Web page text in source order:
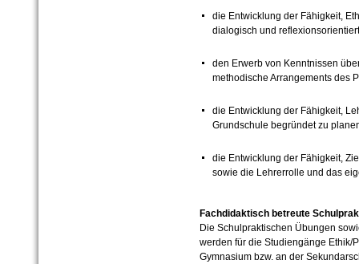
die Entwicklung der Fähigkeit,
dialogisch und
den Erwerb von Kenntnissen
methodische Arrangements des
die Entwicklung der Fähigkeit,
Grundschule begründet zu
die Entwicklung der Fähigkeit,
sowie die Lehrerrolle und das
Fachdidaktisch betreute
Die Schulpraktischen Übungen
werden für die Studiengänge Ethik/
Gymnasium bzw. an der